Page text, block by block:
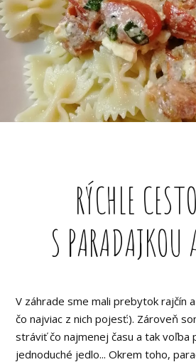
RÝCHLE
S PARADAJKOU
V záhrade sme mali prebytok rajčín
čo najviac z nich pojesť:). Zároveň
stráviť čo najmenej času a tak voľba
jednoduché jedlo... Okrem toho,